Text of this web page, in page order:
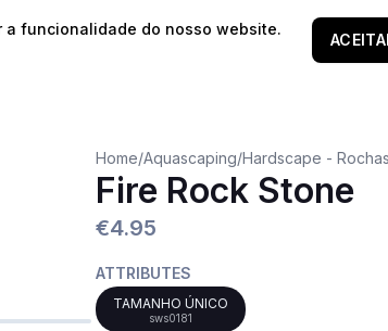
encomendas acima de 60€!*⭐️
Home/Aquascaping/Hardscape - Rochas
Fire Rock Stone
€4.95
ATTRIBUTES
TAMANHO ÚNICO
sws0181
a funcionalidade do nosso website.